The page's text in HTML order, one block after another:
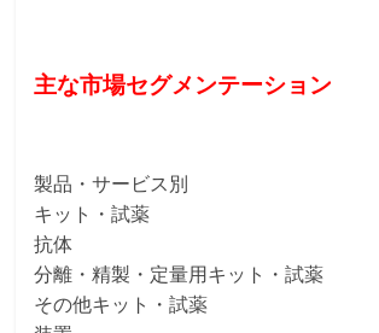
主な市場セグメンテーション
製品・サービス別
キット・試薬
抗体
分離・精製・定量用キット・試薬
その他キット・試薬